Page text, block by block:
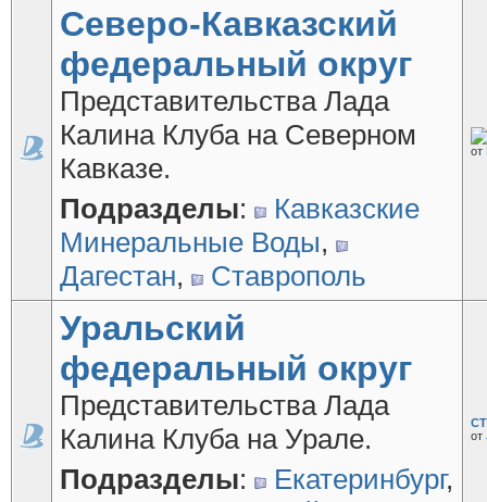
Северо-Кавказский
федеральный округ
Представительства Лада
Калина Клуба на Северном
Кавказе.
Подразделы:
Кавказские
Минеральные Воды,
Дагестан, Ставрополь
от
Уральский
федеральный округ
Представительства Лада
Калина Клуба на Урале.
Подразделы: Екатеринбург,
от